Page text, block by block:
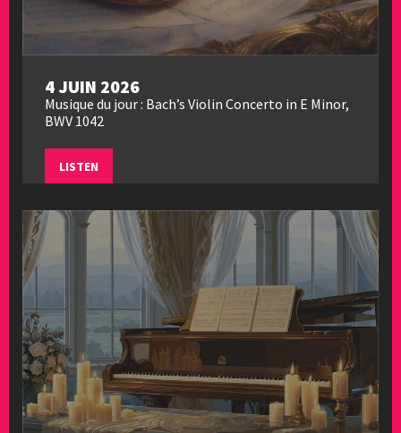
4 JUIN 2026
Musique du jour : Bach’s Violin Concerto in E Minor,
BWV 1042
LISTEN